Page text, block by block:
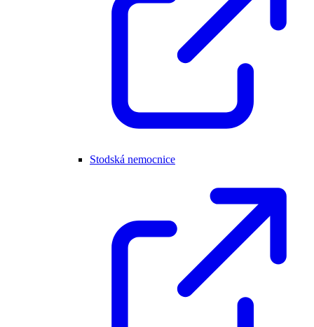
Stodská nemocnice